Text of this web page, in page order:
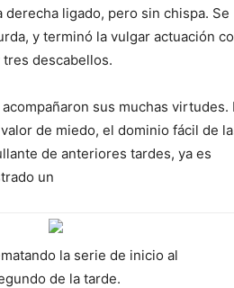
derecha ligado, pero sin chispa. Se
y terminó la vulgar actuación
descabellos.
acompañaron sus muchas virtudes.
de miedo, el dominio fácil de
de anteriores tardes, ya es
un
la serie de inicio al
de la tarde.